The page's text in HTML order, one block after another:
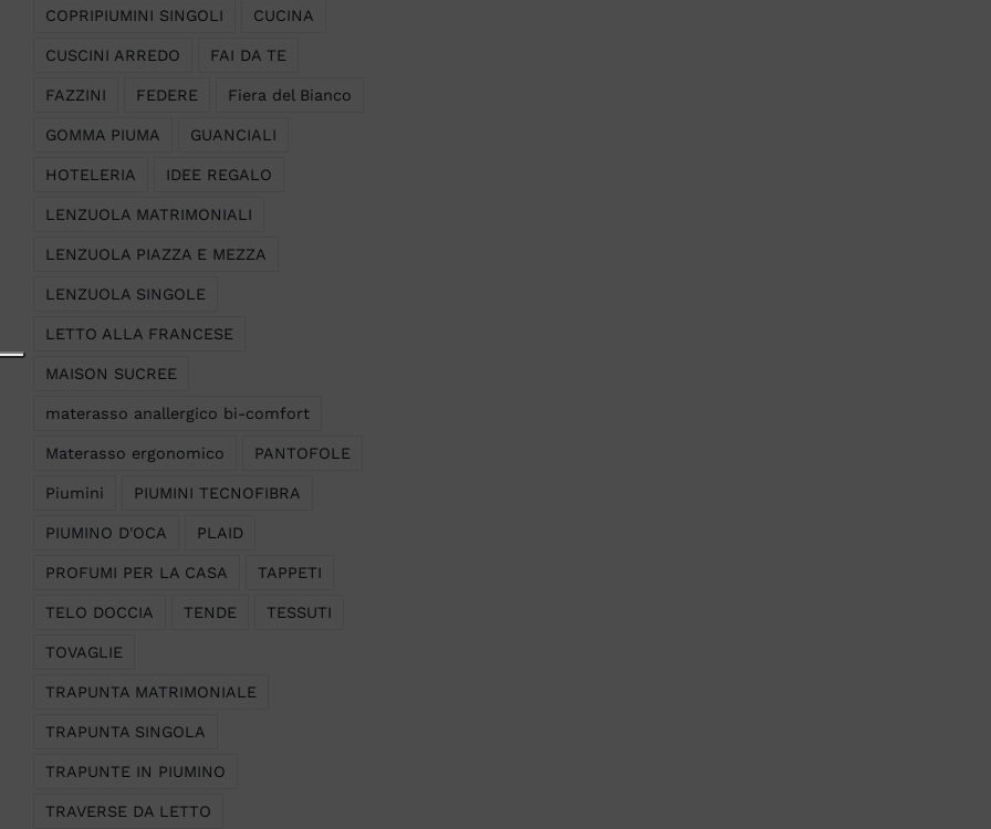
COPRIPIUMINI SINGOLI CUCINA
CUSCINI ARREDO FAI DA TE
FAZZINI FEDERE Fiera del Bianco
GOMMA PIUMA GUANCIALI
HOTELERIA IDEE REGALO
LENZUOLA MATRIMONIALI
LENZUOLA PIAZZA E MEZZA
LENZUOLA SINGOLE
LETTO ALLA FRANCESE
MAISON SUCREE
materasso anallergico bi-comfort
Materasso ergonomico PANTOFOLE
Piumini PIUMINI TECNOFIBRA
PIUMINO D'OCA PLAID
PROFUMI PER LA CASA TAPPETI
TELO DOCCIA TENDE TESSUTI
TOVAGLIE
TRAPUNTA MATRIMONIALE
TRAPUNTA SINGOLA
TRAPUNTE IN PIUMINO
TRAVERSE DA LETTO